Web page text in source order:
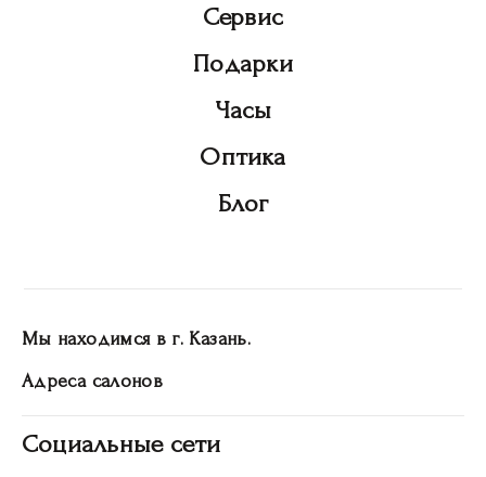
Сервис
Подарки
Часы
Оптика
Блог
Мы находимся в г. Казань.
Адреса салонов
Социальные сети